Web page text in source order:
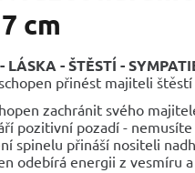
cm
LÁSKA - ŠTĚSTÍ -
přinést majiteli
zachránit svého
pozitivní pozadí -
spinelu přináší nositeli
odebírá energii z vesmíru